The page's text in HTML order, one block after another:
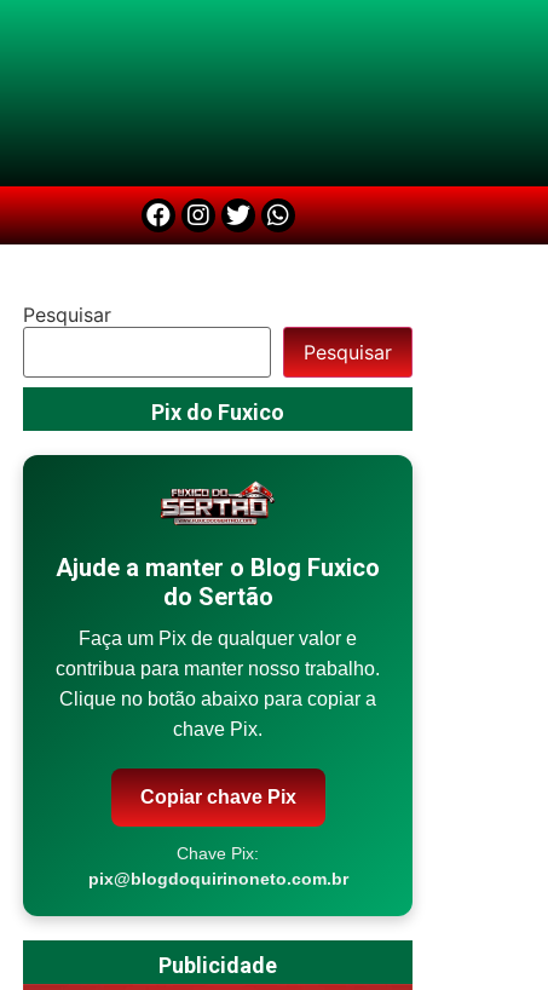
Pesquisar
Pesquisar
Pix do Fuxico
Ajude a manter o Blog Fuxico
do Sertão
Faça um Pix de qualquer valor e
contribua para manter nosso trabalho.
Clique no botão abaixo para copiar a
chave Pix.
Copiar chave Pix
Chave Pix:
pix@blogdoquirinoneto.com.br
Publicidade